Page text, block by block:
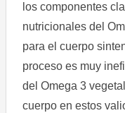
los componentes
nutricionales del
para el cuerpo
proceso es muy
del Omega 3
cuerpo en estos